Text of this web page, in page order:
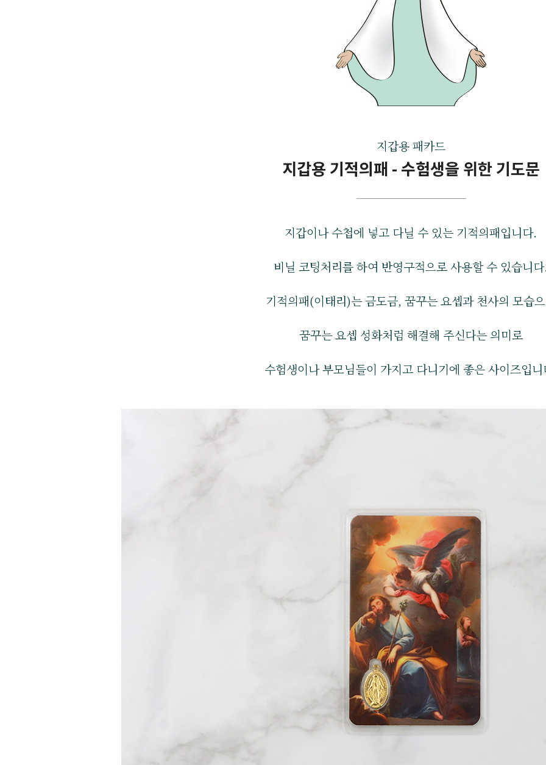
지갑용 패카드
지갑용 기적의패 - 수험생을 위한 기도문
지갑이나 수첩에 넣고 다닐 수 있는 기적의패입니다.
비닐 코팅처리를 하여 반영구적으로 사용할 수 있습니
기적의패(이태리)는 금도금, 꿈꾸는 요셉과 천사의 모습
꿈꾸는 요셉 성화처럼 해결해 주신다는 의미로
수험생이나 부모님들이 가지고 다니기에 좋은 사이즈입